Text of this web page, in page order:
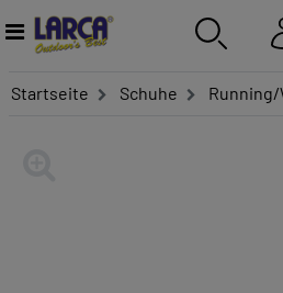
Startseite Schuhe Running/